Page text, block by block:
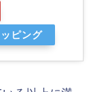
ピング